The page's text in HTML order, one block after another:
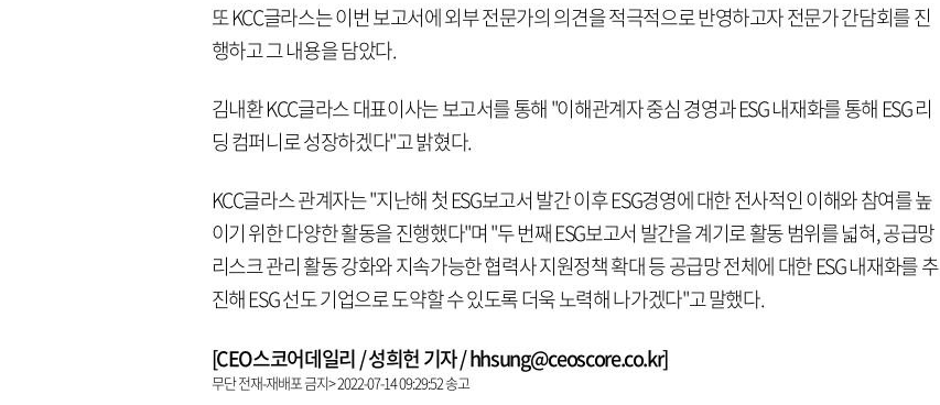
또 KCC글라스는 이번 보고서에 외부 전문가의 의견을 적극적으로 반영하고자 전문가 간담회를 진
행하고 그 내용을 담았다.
김내환 KCC글라스 대표이사는 보고서를 통해 "이해관계자 중심 경영과 ESG 내재화를 통해 ESG 리
딩 컴퍼니로 성장하겠다"고 밝혔다.
KCC글라스 관계자는 "지난해 첫 ESG보고서 발간 이후 ESG경영에 대한 전사적인 이해와 참여를 높
이기 위한 다양한 활동을 진행했다"며 "두 번째 ESG보고서 발간을 계기로 활동 범위를 넓혀, 공급망
리스크 관리 활동 강화와 지속가능한 협력사 지원정책 확대 등 공급망 전체에 대한 ESG 내재화를 추
진해 ESG 선도 기업으로 도약할 수 있도록 더욱 노력해 나가겠다"고 말했다.
[CEO스코어데일리 / 성희헌 기자 / hhsung@ceoscore.co.kr]
무단 전재-재배포 금지> 2022-07-14 09:29:52 송고